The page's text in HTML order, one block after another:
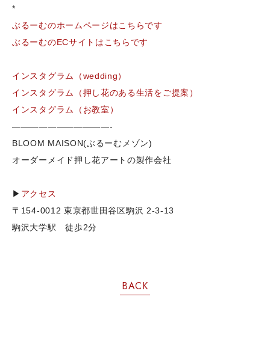
*
ぶるーむのホームページはこちらです
ぶるーむのECサイトはこちらです
インスタグラム（wedding）
インスタグラム（押し花のある生活をご提案）
インスタグラム（お教室）
———————————-
BLOOM MAISON(ぶるーむメゾン)
オーダーメイド押し花アートの製作会社
▶ アクセス
〒154-0012 東京都世田谷区駒沢 2-3-13
駒沢大学駅 徒歩2分
BACK